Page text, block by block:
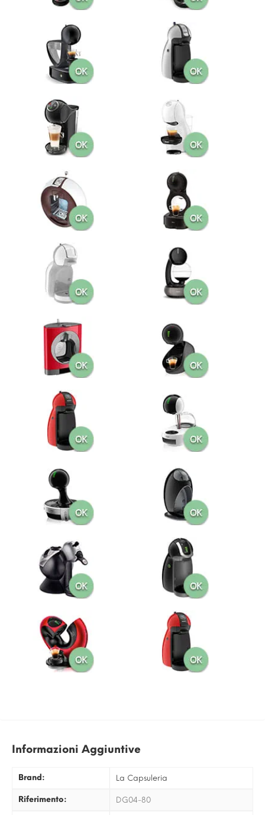
Informazioni Aggiuntive
Brand: La Capsuleria
Riferimento: DG04-80